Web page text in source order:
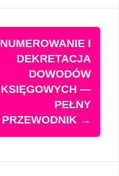
NUMEROWANIE I
DEKRETACJA
DOWODÓW
KSIĘGOWYCH —
PEŁNY
PRZEWODNIK →